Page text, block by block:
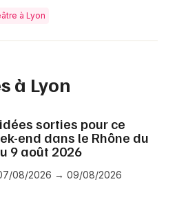
à Lyon
à Lyon
sorties pour ce
end dans le Rhône du
9 août 2026
08/2026 → 09/08/2026